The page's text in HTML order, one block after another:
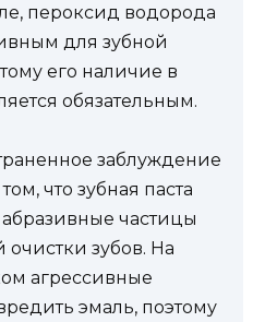
пероксид водорода
для зубной
его наличие в
обязательным.
заблуждение
что зубная паста
частицы
очистки зубов. На
агрессивные
эмаль, поэтому